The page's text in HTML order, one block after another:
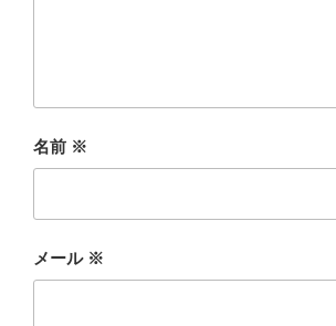
名前 ※
メール ※